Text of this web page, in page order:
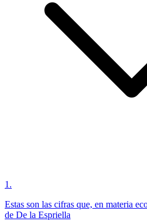
1 .
Estas son las cifras que, en materia
de De la Espriella